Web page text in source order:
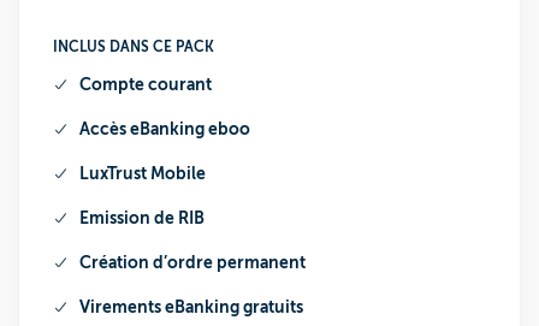
INCLUS DANS CE PACK
Compte courant
Accès eBankingeboo
LuxTrust Mobile
Emission de RIB
Création d’ordre permanent
Virements eBanking gratuits